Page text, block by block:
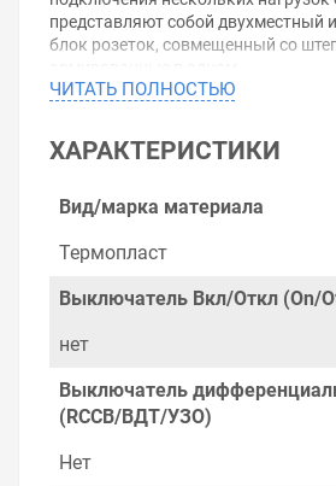
представляют собой двухместный
блок розеток, совмещенный со
Номинальный ток: 16 А
Количество розеток: 2
данном сайте справочная
необходимо уточнить у
оформлении на него заказа.
Производитель оставляет за собой
внешний вид, технические
ЧИТАТЬ ПОЛНОСТЬЮ
ХАРАКТЕРИСТИКИ
Вид/марка материала
Термопласт
Выключатель Вкл/Откл (On/
нет
Выключатель
(RCCB/ВДТ/УЗО)
Нет